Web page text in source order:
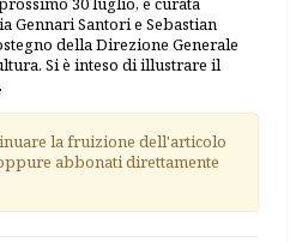
Gennari Santori e Sebastian
della Direzione Generale
Si è inteso di illustrare il
la fruizione dell'articolo
abbonati direttamente